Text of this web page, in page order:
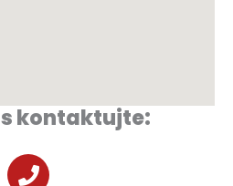
kontaktujte: